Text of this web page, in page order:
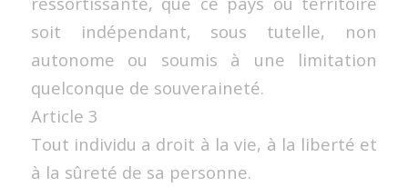
soit indépendant, sous tutelle, non
autonome ou soumis à une limitation
quelconque de souveraineté.
Article 3
Tout individu a droit à la vie, à la liberté et
à la sûreté de sa personne.